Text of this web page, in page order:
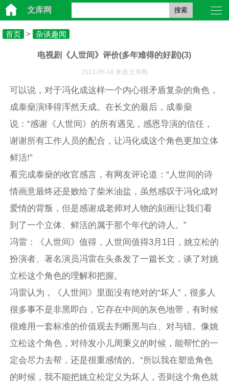
文库网 搜索
首页 > 杂谈趣闻
电视剧《人世间》评价(多年难得的好剧)(3)
2023-05-16 来源:文库网
可以说，对于冯化成这样一个内心很矛盾复杂的角色，
成泰燊演绎得浑然天成。在长文的最后，成泰燊
说：“感谢《人世间》的所有遇见，感恩导演的信任，
谢谢所有工作人员的配合，让冯化成这个角色更加立体
鲜活!”
看完成泰燊的收官感言，有网友评论道：“人世间的诗
情画意最终还是败给了柴米油盐，虽然感叹于冯化成对
爱情的背叛，但是感谢成老师对人物的刻画!让我们看
到了一个立体、鲜活的属于那个年代的诗人。”
冯雷：《人世间》值得，人世间值得3月1日，姚立松的
扮演者、著名演员冯雷在头条发了一篇长文，谈了对姚
立松这个角色的理解和把握。
冯雷认为，《人世间》里面没有绝对的“坏人”，很多人
很多事不是非黑即白，它存在中间的灰色地带，有时候
很难用一套标准的价值观去判断黑与白、对与错。像姚
立松这个角色，对待发小儿周秉义的时候，能帮忙的一
定会尽力去帮，还是很重感情的。“所以我在塑造角色
的时候，我不能把姚立松定义为坏人，否则这个角色就